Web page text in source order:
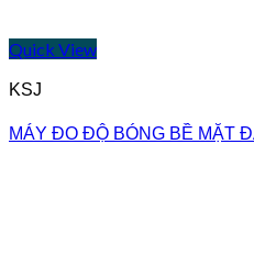
Quick View
KSJ
MÁY ĐO ĐỘ BÓNG BỀ MẶT